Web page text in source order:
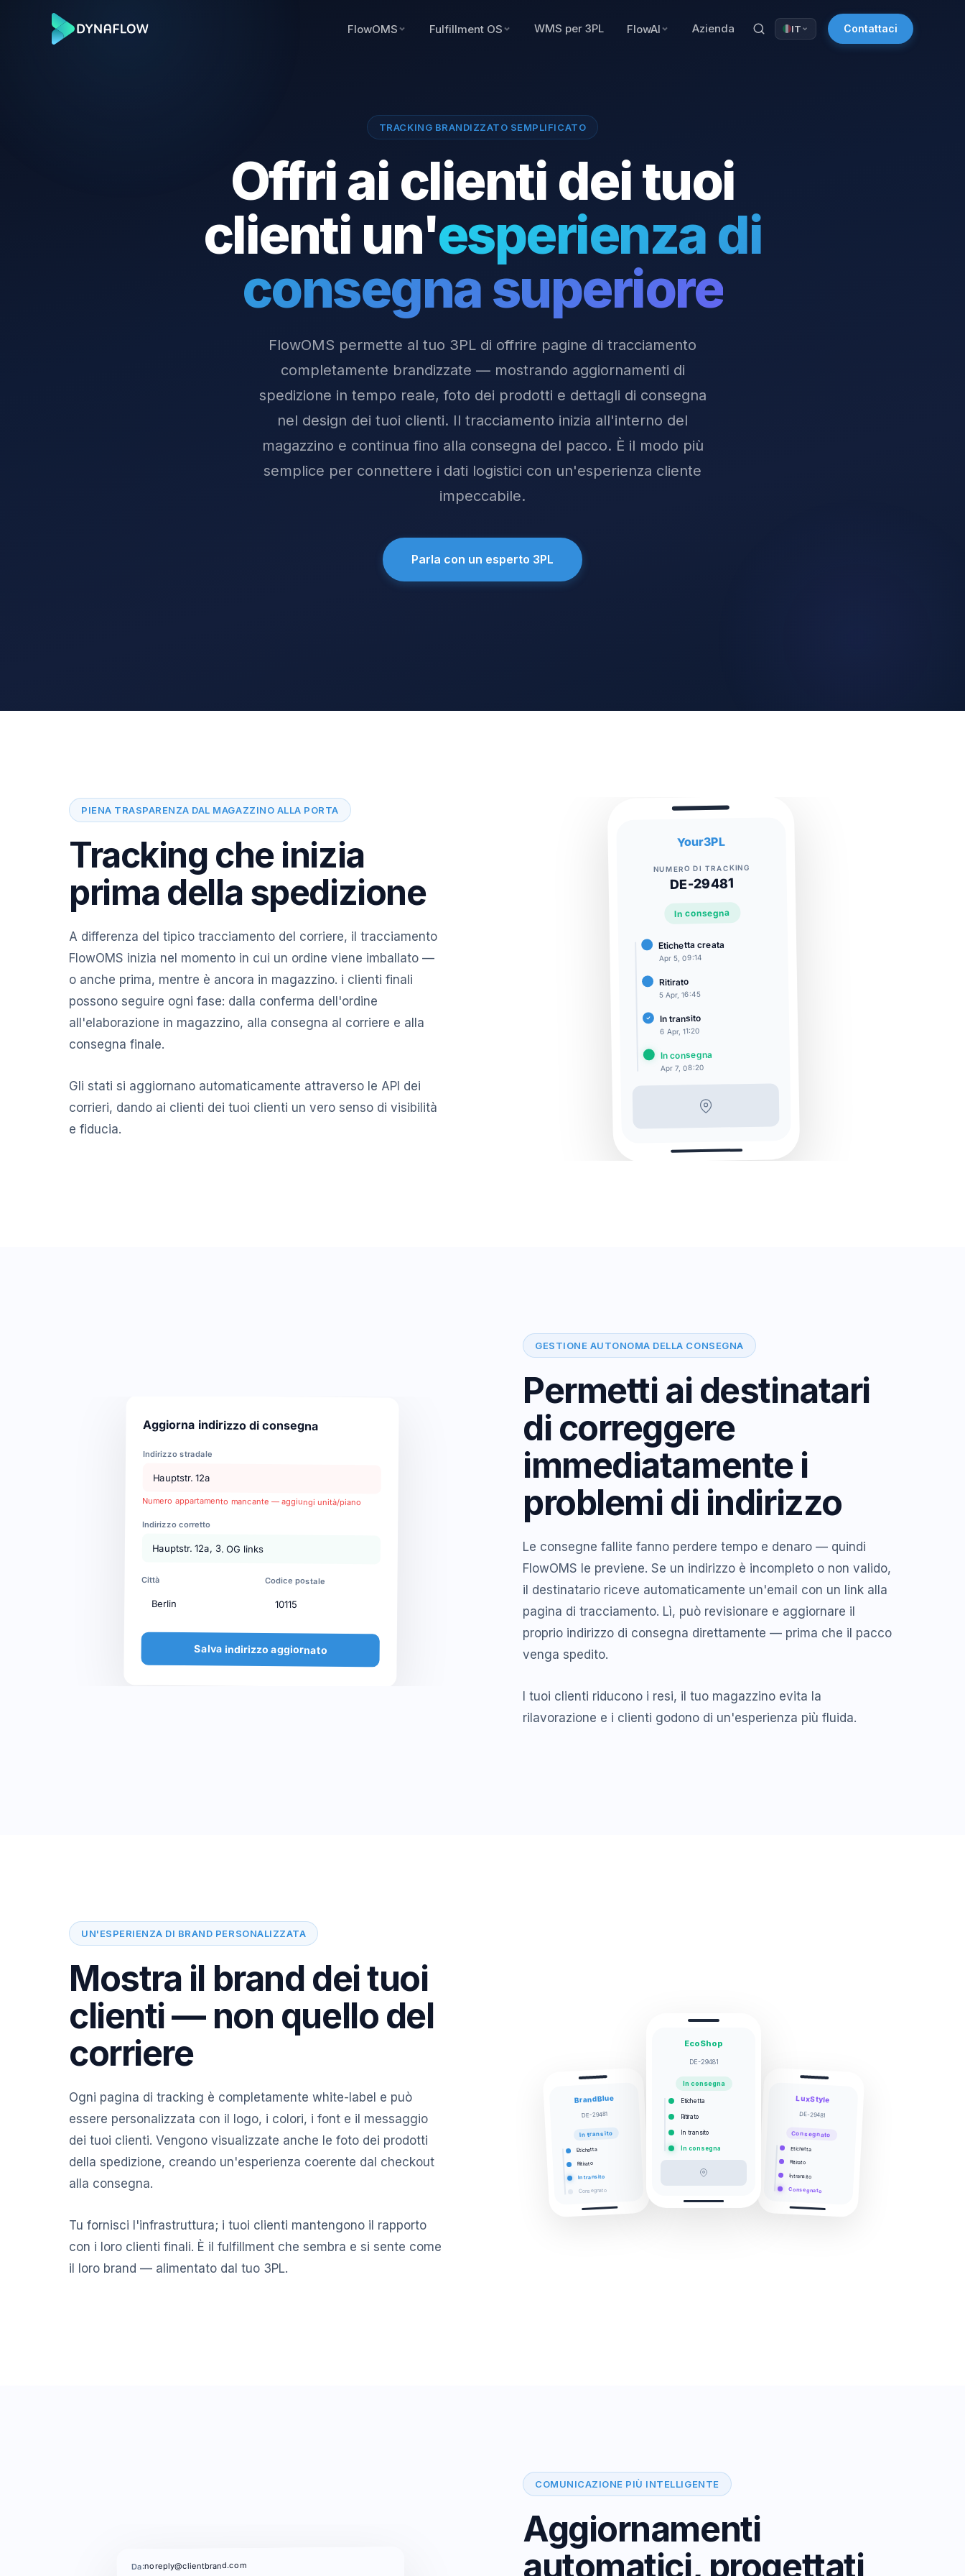
FlowOMS Fulfillment OS WMS per 3PL FlowAI Azienda IT Contattaci
TRACKING BRANDIZZATO SEMPLIFICATO
Offri ai clienti dei tuoi
clienti un'esperienza di
consegna superiore
FlowOMS permette al tuo 3PL di offrire pagine di tracciamento
completamente brandizzate — mostrando aggiornamenti di
spedizione in tempo reale, foto dei prodotti e dettagli di consegna
nel design dei tuoi clienti. Il tracciamento inizia all'interno del
magazzino e continua fino alla consegna del pacco. È il modo più
semplice per connettere i dati logistici con un'esperienza cliente
impeccabile.
Parla con un esperto 3PL
PIENA TRASPARENZA DAL MAGAZZINO ALLA PORTA
Tracking che inizia
prima della spedizione
A differenza del tipico tracciamento del corriere, il tracciamento
FlowOMS inizia nel momento in cui un ordine viene imballato —
o anche prima, mentre è ancora in magazzino. i clienti finali
possono seguire ogni fase: dalla conferma dell'ordine
all'elaborazione in magazzino, alla consegna al corriere e alla
consegna finale.
Gli stati si aggiornano automaticamente attraverso le API dei
corrieri, dando ai clienti dei tuoi clienti un vero senso di visibilità
e fiducia.
Your3PL
NUMERO DI TRACKING
DE-29481
In consegna
Etichetta creata
Apr 5, 09:14
Ritirato
5 Apr, 16:45
In transito
6 Apr, 11:20
In consegna
Apr 7, 08:20
GESTIONE AUTONOMA DELLA CONSEGNA
Permetti ai destinatari
di correggere
immediatamente i
problemi di indirizzo
Le consegne fallite fanno perdere tempo e denaro — quindi
FlowOMS le previene. Se un indirizzo è incompleto o non valido,
il destinatario riceve automaticamente un'email con un link alla
pagina di tracciamento. Lì, può revisionare e aggiornare il
proprio indirizzo di consegna direttamente — prima che il pacco
venga spedito.
I tuoi clienti riducono i resi, il tuo magazzino evita la
rilavorazione e i clienti godono di un'esperienza più fluida.
Aggiorna indirizzo di consegna
Indirizzo stradale
Hauptstr. 12a
Numero appartamento mancante — aggiungi unità/piano
Indirizzo corretto
Hauptstr. 12a, 3. OG links
Città
Berlin
Codice postale
10115
Salva indirizzo aggiornato
UN'ESPERIENZA DI BRAND PERSONALIZZATA
Mostra il brand dei tuoi
clienti — non quello del
corriere
Ogni pagina di tracking è completamente white-label e può
essere personalizzata con il logo, i colori, i font e il messaggio
dei tuoi clienti. Vengono visualizzate anche le foto dei prodotti
della spedizione, creando un'esperienza coerente dal checkout
alla consegna.
Tu fornisci l'infrastruttura; i tuoi clienti mantengono il rapporto
con i loro clienti finali. È il fulfillment che sembra e si sente come
il loro brand — alimentato dal tuo 3PL.
BrandBlue
DE-29481
In transito
Etichetta
Ritirato
In transito
Consegnato
EcoShop
DE-29481
In consegna
Etichetta
Ritirato
In transito
In consegna
LuxStyle
DE-29481
Consegnato
Etichetta
Ritirato
In transito
Consegnato
COMUNICAZIONE PIÙ INTELLIGENTE
Aggiornamenti
automatici, progettati
Da:noreply@clientbrand.com